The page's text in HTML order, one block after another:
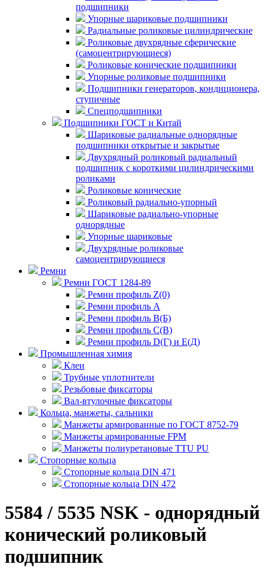
подшипники
Упорные шариковые подшипники
Радиальные роликовые цилиндрические
Роликовые двухрядные сферические
(самоцентрирующиеся)
Роликовые конические подшипники
Упорные роликовые подшипники
Подшипники генераторов, кондиционера,
ступичные
Спецподшипники
Подшипники ГОСТ и Китай
Шариковые радиальные однорядные
подшипники открытые и закрытые
Двухрядный роликовый радиальный
подшипник с короткими цилиндрическими
роликами
Роликовые конические
Роликовый радиально-упорный
Шариковые радиально-упорные
однорядные
Упорные шариковые
Двухрядные роликовые
самоцентрирующиеся
Ремни
Ремни ГОСТ 1284-89
Ремни профиль Z(0)
Ремни профиль А
Ремни профиль В(Б)
Ремни профиль С(В)
Ремни профиль D(Г) и E(Д)
Промышленная химия
Клеи
Трубные уплотнители
Резьбовые фиксаторы
Вал-втулочные фиксаторы
Кольца, манжеты, сальники
Манжеты армированные по ГОСТ 8752-79
Манжеты армированные FPM
Манжеты полиуретановые TTU PU
Стопорные кольца
Стопорные кольца DIN 471
Стопорные кольца DIN 472
5584 / 5535 NSK - однорядный
конический роликовый
подшипник